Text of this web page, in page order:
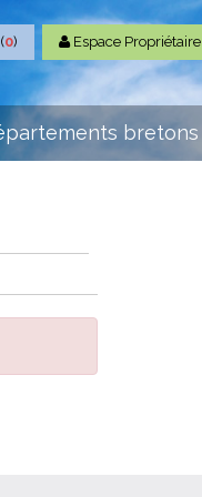
0) Espace Propriétaire
bretons